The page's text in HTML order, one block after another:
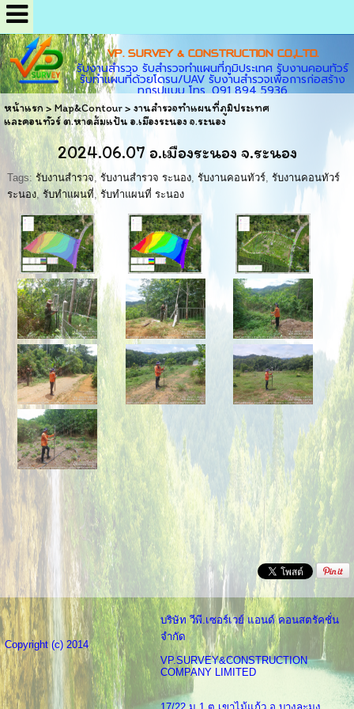
VP. SURVEY & CONSTRUCTION CO.,LTD.
รับงานสำรวจ รับสำรวจทำแผนที่ภูมิประเทศ รับงานคอนทัวร์
รับทำแผนที่ด้วยโดรน/UAV รับงานสำรวจเพื่อการก่อสร้าง
ทุกรูปแบบ โทร. 091 894 5936
หน้าแรก>Map&Contour> งานสำรวจทำแผนที่ภูมิประเทศ
และคอนทัวร์ ต.หาดส้มแป้น อ.เมืองระนอง จ.ระนอง
2024.06.07 อ.เมืองระนอง จ.ระนอง
Tags:รับงานสำรวจ,รับงานสำรวจ ระนอง, รับงานคอนทัวร์, รับงานคอนทัวร์
ระนอง, รับทำแผนที่,รับทำแผนที่ ระนอง
Copyright (c) 2014
บริษัท วีพี.เซอร์เวย์ แอนด์ คอนสตรัคชั่น
จำกัด
VP.SURVEY&CONSTRUCTION
COMPANY LIMITED